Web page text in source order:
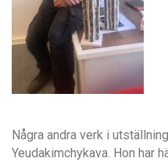
Några andra verk i
Yeudakimchykava. Hon har